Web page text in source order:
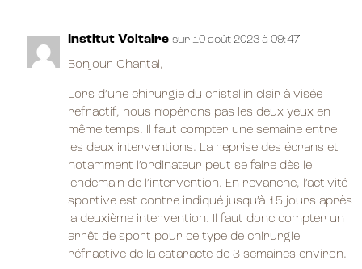
Institut Voltaire sur 10 août 2023 à 09:47
Bonjour Chantal,
Lors d’une chirurgie du cristallin clair à visée
réfractif, nous n’opérons pas les deux yeux en
même temps. Il faut compter une semaine entre
les deux interventions. La reprise des écrans et
notamment l’ordinateur peut se faire dès le
lendemain de l’intervention. En revanche, l’activité
sportive est contre indiqué jusqu’à 15 jours après
la deuxième intervention. Il faut donc compter un
arrêt de sport pour ce type de chirurgie
réfractive de la cataracte de 3 semaines environ.